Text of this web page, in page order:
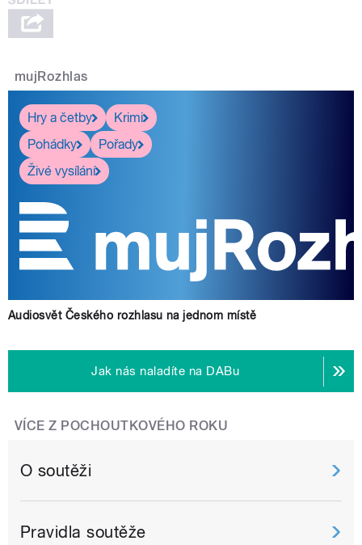
mujRozhlas
Hry a četby
Krimi
Pohádky
Pořady
Živé vysílání
Audiosvět Českého rozhlasu na jednom místě
Jak nás naladíte na DABu
VÍCE Z POCHOUTKOVÉHO ROKU
O soutěži
Pravidla soutěže